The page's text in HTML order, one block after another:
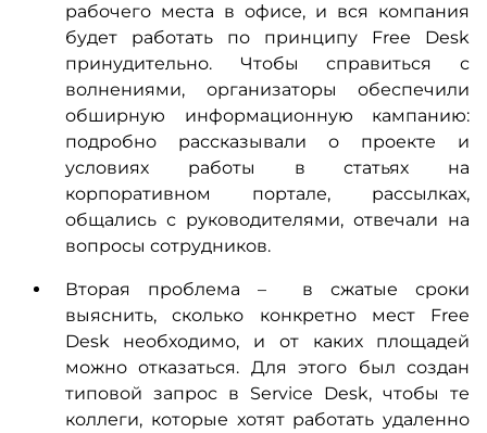
рабочего места в офисе, и вся компания
будет работать по принципу Free Desk
принудительно. Чтобы справиться с
волнениями, организаторы обеспечили
обширную информационную кампанию:
подробно рассказывали о проекте и
условиях работы в статьях на
корпоративном портале, рассылках,
общались с руководителями, отвечали на
вопросы сотрудников.
Вторая проблема – в сжатые сроки
выяснить, сколько конкретно мест Free
Desk необходимо, и от каких площадей
можно отказаться. Для этого был создан
типовой запрос в Service Desk, чтобы те
коллеги, которые хотят работать удаленно